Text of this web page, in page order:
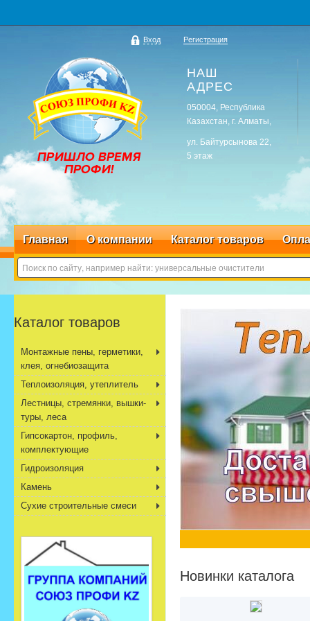
Вход Регистрация
НАШ
АДРЕС
050004, Республика
Казахстан, г. Алматы,
ул. Байтурсынова 22,
5 этаж
Главная О компании Каталог товаров
Новинки каталога
Каталог товаров
Монтажные пены, герметики,
клея, огнебиозащита
Теплоизоляция, утеплитель
Лестницы, стремянки, вышки-
туры, леса
Гипсокартон, профиль,
комплектующие
Гидроизоляция
Камень
Сухие строительные смеси